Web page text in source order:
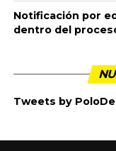
Notificación por
dentro del
Tweets by